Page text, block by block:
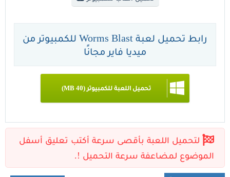
رابط تحميل لعبة Worms Blast للكمبيوتر من
ميديا فاير مجانًا
تحميل اللعبة للكمبيوتر (40 MB)